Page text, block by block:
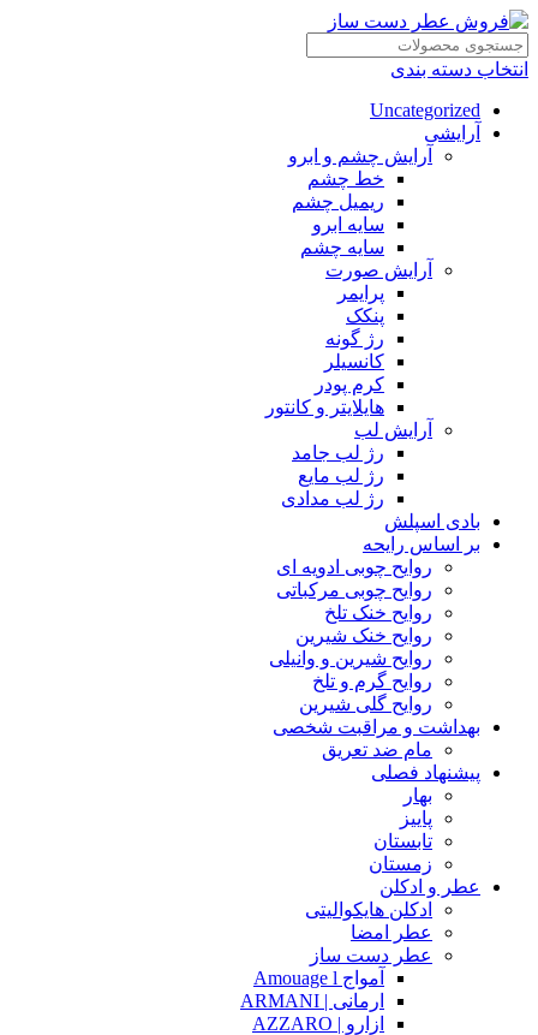
انتخاب دسته بندی
Uncategorized
آرایشی
آرایش چشم و ابرو
خط چشم
ریمیل چشم
سایه ابرو
سایه چشم
آرایش صورت
پرایمر
پنکک
رژ گونه
کانسیلر
کرم پودر
هایلایتر و کانتور
آرایش لب
رژ لب جامد
رژ لب مایع
رژ لب مدادی
بادی اسپلش
بر اساس رایحه
روایح چوبی ادویه ای
روایح چوبی مرکباتی
روایح خنک تلخ
روایح خنک شیرین
روایح شیرین و وانیلی
روایح گرم و تلخ
روایح گلی شیرین
بهداشت و مراقبت شخصی
مام ضد تعریق
پیشنهاد فصلی
بهار
پاییز
تابستان
زمستان
عطر و ادکلن
ادکلن هایکوالیتی
عطر امضا
عطر دست ساز
آمواج Amouage l
ارمانی | ARMANI
ازارو | AZZARO